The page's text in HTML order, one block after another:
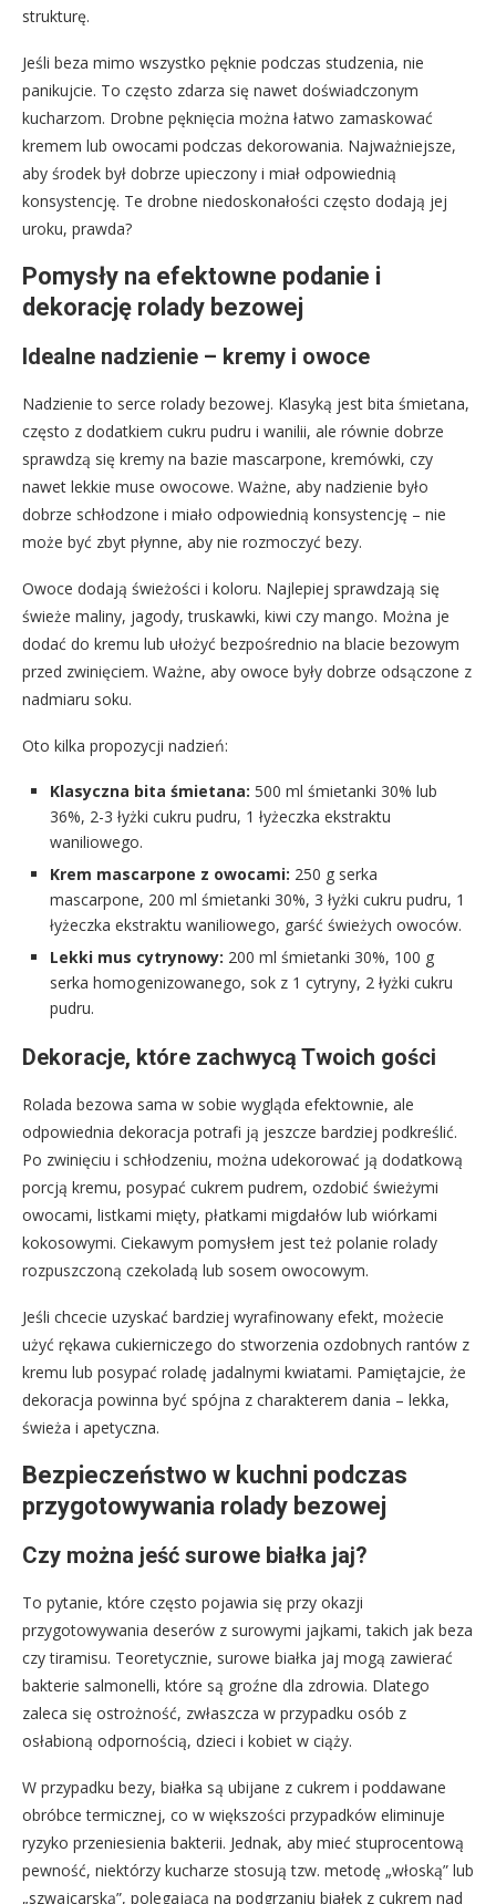
strukturę.
Jeśli beza mimo wszystko pęknie podczas studzenia, nie
panikujcie. To często zdarza się nawet doświadczonym
kucharzom. Drobne pęknięcia można łatwo zamaskować
kremem lub owocami podczas dekorowania. Najważniejsze,
aby środek był dobrze upieczony i miał odpowiednią
konsystencję. Te drobne niedoskonałości często dodają jej
uroku, prawda?
Pomysły na efektowne podanie i
dekorację rolady bezowej
Idealne nadzienie – kremy i owoce
Nadzienie to serce rolady bezowej. Klasyką jest bita śmietana,
często z dodatkiem cukru pudru i wanilii, ale równie dobrze
sprawdzą się kremy na bazie mascarpone, kremówki, czy
nawet lekkie muse owocowe. Ważne, aby nadzienie było
dobrze schłodzone i miało odpowiednią konsystencję – nie
może być zbyt płynne, aby nie rozmoczyć bezy.
Owoce dodają świeżości i koloru. Najlepiej sprawdzają się
świeże maliny, jagody, truskawki, kiwi czy mango. Można je
dodać do kremu lub ułożyć bezpośrednio na blacie bezowym
przed zwinięciem. Ważne, aby owoce były dobrze odsączone z
nadmiaru soku.
Oto kilka propozycji nadzień:
Klasyczna bita śmietana: 500 ml śmietanki 30% lub
36%, 2-3 łyżki cukru pudru, 1 łyżeczka ekstraktu
waniliowego.
Krem mascarpone z owocami: 250 g serka
mascarpone, 200 ml śmietanki 30%, 3 łyżki cukru pudru, 1
łyżeczka ekstraktu waniliowego, garść świeżych owoców.
Lekki mus cytrynowy: 200 ml śmietanki 30%, 100 g
serka homogenizowanego, sok z 1 cytryny, 2 łyżki cukru
pudru.
Dekoracje, które zachwycą Twoich gości
Rolada bezowa sama w sobie wygląda efektownie, ale
odpowiednia dekoracja potrafi ją jeszcze bardziej podkreślić.
Po zwinięciu i schłodzeniu, można udekorować ją dodatkową
porcją kremu, posypać cukrem pudrem, ozdobić świeżymi
owocami, listkami mięty, płatkami migdałów lub wiórkami
kokosowymi. Ciekawym pomysłem jest też polanie rolady
rozpuszczoną czekoladą lub sosem owocowym.
Jeśli chcecie uzyskać bardziej wyrafinowany efekt, możecie
użyć rękawa cukierniczego do stworzenia ozdobnych rantów z
kremu lub posypać roladę jadalnymi kwiatami. Pamiętajcie, że
dekoracja powinna być spójna z charakterem dania – lekka,
świeża i apetyczna.
Bezpieczeństwo w kuchni podczas
przygotowywania rolady bezowej
Czy można jeść surowe białka jaj?
To pytanie, które często pojawia się przy okazji
przygotowywania deserów z surowymi jajkami, takich jak beza
czy tiramisu. Teoretycznie, surowe białka jaj mogą zawierać
bakterie salmonelli, które są groźne dla zdrowia. Dlatego
zaleca się ostrożność, zwłaszcza w przypadku osób z
osłabioną odpornością, dzieci i kobiet w ciąży.
W przypadku bezy, białka są ubijane z cukrem i poddawane
obróbce termicznej, co w większości przypadków eliminuje
ryzyko przeniesienia bakterii. Jednak, aby mieć stuprocentową
pewność, niektórzy kucharze stosują tzw. metodę „włoską” lub
„szwajcarską”, polegającą na podgrzaniu białek z cukrem nad